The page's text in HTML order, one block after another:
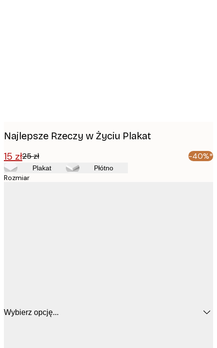
Najlepsze Rzeczy w Życiu Plakat
15 zł25 zł -40%*
Plakat Płótno
Rozmiar
Wybierz opcję...